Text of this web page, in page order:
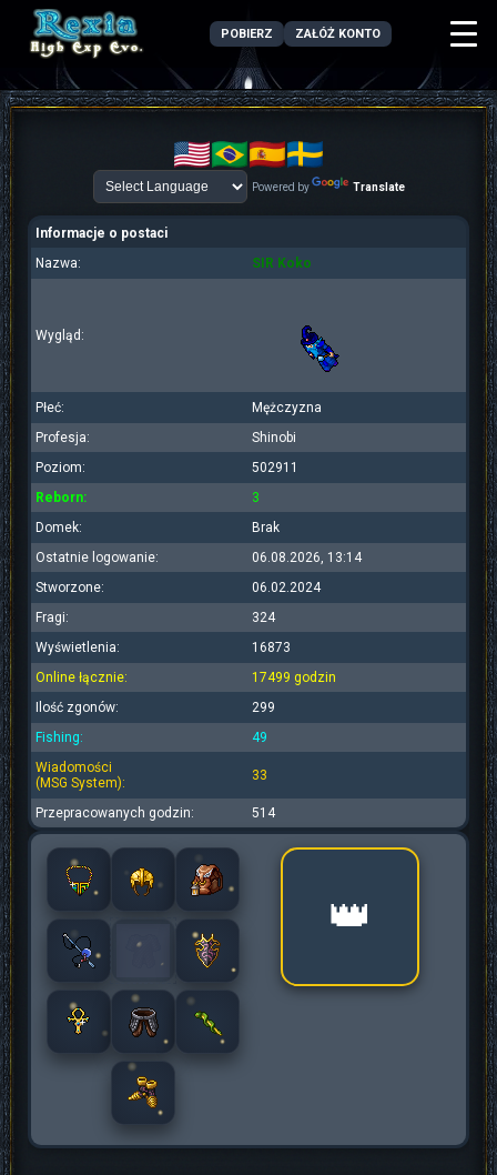
POBIERZ ZAŁÓŻ KONTO
Powered by Translate
Informacje o postaci
Nazwa:
SIR Koko
Wygląd:
Płeć:
Mężczyzna
Profesja:
Shinobi
Poziom:
502911
Reborn:
3
Domek:
Brak
Ostatnie logowanie:
06.08.2026, 13:14
Stworzone:
06.02.2024
Fragi:
324
Wyświetlenia:
16873
Online łącznie:
17499 godzin
Ilość zgonów:
299
Fishing:
49
Wiadomości
(MSG System):
33
Przepracowanych godzin: 514
👑